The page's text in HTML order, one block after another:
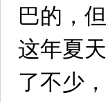
巴的，
这年夏
了不少